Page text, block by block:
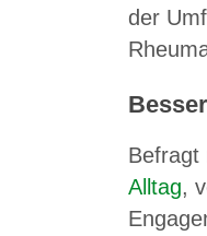
der
Befragt
Alltag,